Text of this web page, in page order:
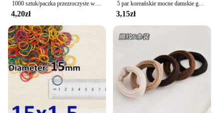
1000 sztuk/paczka przezroczyste włosy elastyczna lina gumką dla kobiet dziewczyn Bind Tie kucyk Holder akcesoria narzędzia do stylizacji włosów
4,20zł
5 par koreańskie mocne damskie gumki do włosów dziewczęce elastyczne gumki do włosów kucyk uchwyty do włosów/gumka/akcesoria do krawatów
3,15zł